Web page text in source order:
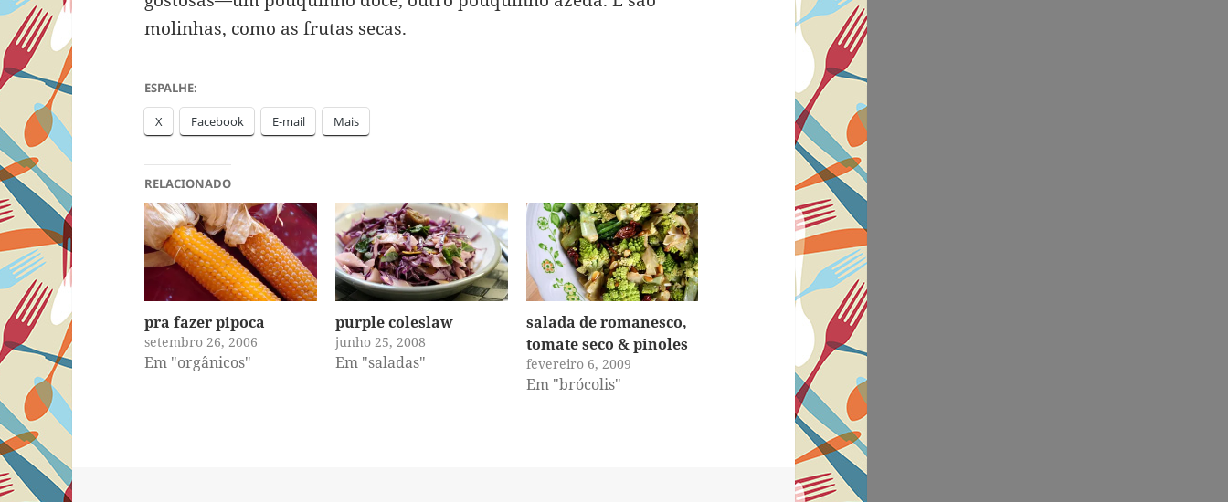
molinhas, como as frutas secas.
ESPALHE:
X Facebook E-mail Mais
RELACIONADO
pra fazer pipoca
setembro 26, 2006
Em "orgânicos"
purple coleslaw
junho 25, 2008
Em "saladas"
salada de romanesco,
tomate seco & pinoles
fevereiro 6, 2009
Em "brócolis"